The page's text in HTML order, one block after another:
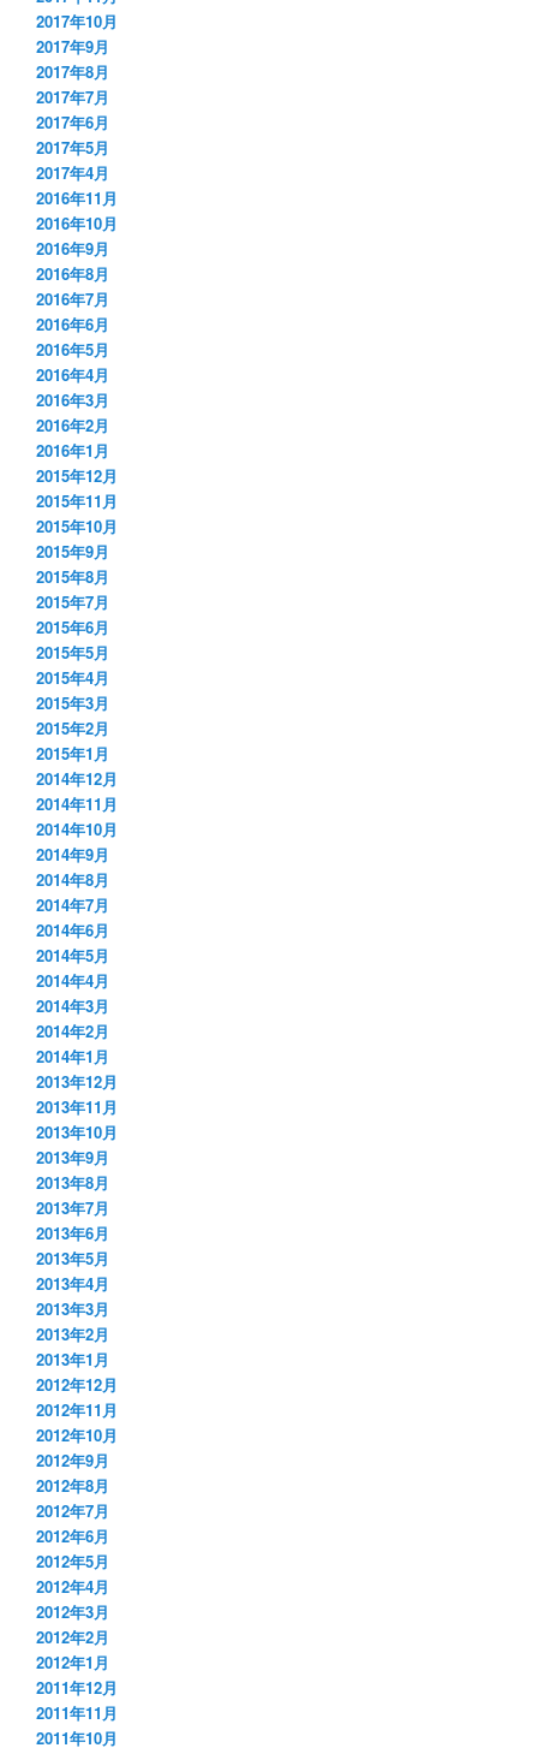
2017年10月
2017年9月
2017年8月
2017年7月
2017年6月
2017年5月
2017年4月
2016年11月
2016年10月
2016年9月
2016年8月
2016年7月
2016年6月
2016年5月
2016年4月
2016年3月
2016年2月
2016年1月
2015年12月
2015年11月
2015年10月
2015年9月
2015年8月
2015年7月
2015年6月
2015年5月
2015年4月
2015年3月
2015年2月
2015年1月
2014年12月
2014年11月
2014年10月
2014年9月
2014年8月
2014年7月
2014年6月
2014年5月
2014年4月
2014年3月
2014年2月
2014年1月
2013年12月
2013年11月
2013年10月
2013年9月
2013年8月
2013年7月
2013年6月
2013年5月
2013年4月
2013年3月
2013年2月
2013年1月
2012年12月
2012年11月
2012年10月
2012年9月
2012年8月
2012年7月
2012年6月
2012年5月
2012年4月
2012年3月
2012年2月
2012年1月
2011年12月
2011年11月
2011年10月